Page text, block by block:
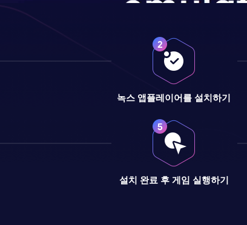
녹스 앱플레이어를 설치하기
설치 완료 후 게임 실행하기